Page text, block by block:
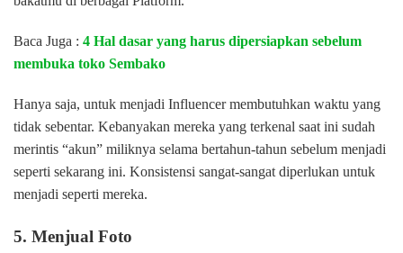
Baca Juga : 4 Hal dasar yang harus dipersiapkan sebelum
membuka toko Sembako
Hanya saja, untuk menjadi Influencer membutuhkan waktu yang
tidak sebentar. Kebanyakan mereka yang terkenal saat ini sudah
merintis “akun” miliknya selama bertahun-tahun sebelum menjadi
seperti sekarang ini. Konsistensi sangat-sangat diperlukan untuk
menjadi seperti mereka.
5. Menjual Foto